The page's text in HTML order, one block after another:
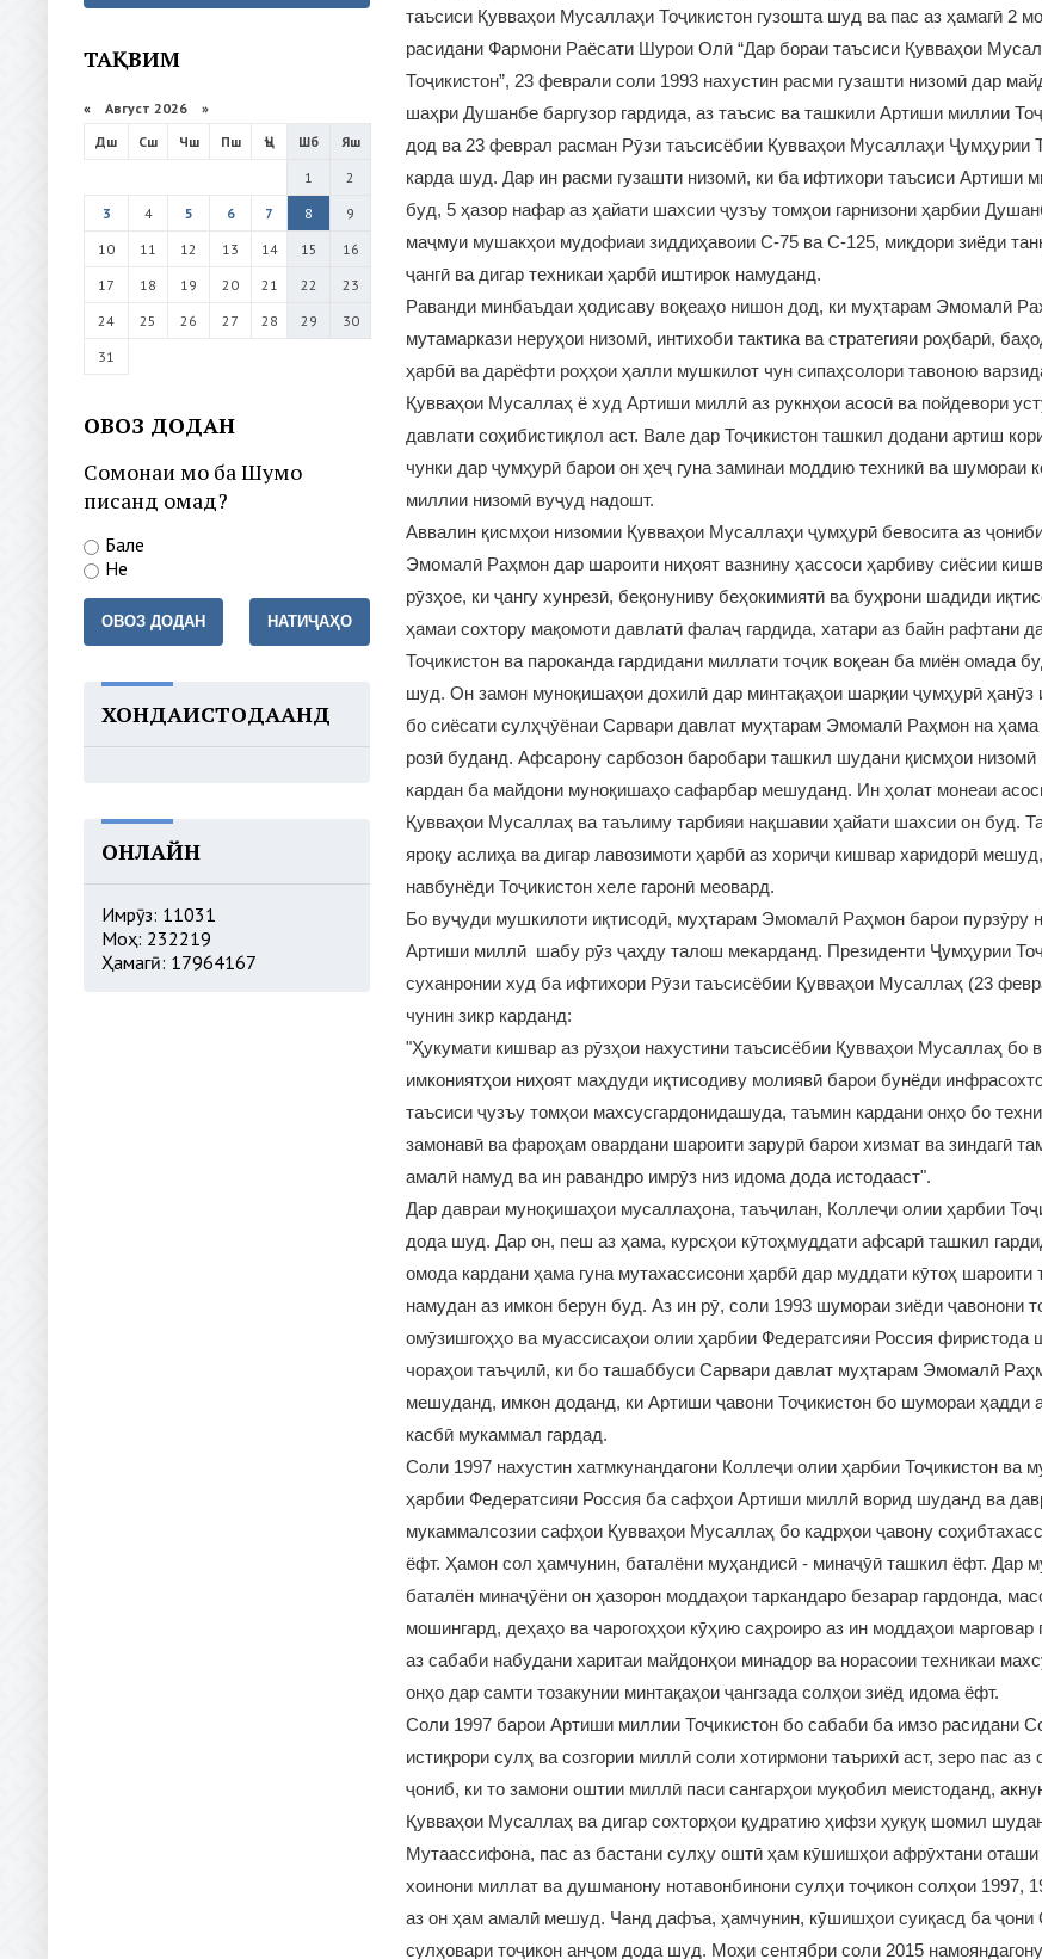
ТАҚВИМ
« Август 2026 »
Дш
Сш Чш Пш Ҷъ Шб
Яш
1
2
3
4 5 6 7 8
9
10
11 12 13 14 15
16
17
18 19 20 21 22
23
24
25 26 27 28 29
30
31
ОВОЗ ДОДАН
Сомонаи мо ба Шумо
писанд омад?
Бале
Не
ОВОЗ ДОДАН НАТИҶАҲО
ХОНДАИСТОДААНД
ОНЛАЙН
Имрӯз: 11031
Моҳ: 232219
Ҳамагӣ: 17964167
таъсиси Қувваҳои Мусаллаҳи Тоҷикистон гузошта шуд ва пас аз ҳамагӣ 2
расидани Фармони Раёсати Шурои Олӣ “Дар бораи таъсиси Қувваҳои
Тоҷикистон”, 23 феврали соли 1993 нахустин расми гузашти низомӣ дар
шаҳри Душанбе баргузор гардида, аз таъсис ва ташкили Артиши миллии
дод ва 23 феврал расман Рӯзи таъсисёбии Қувваҳои Мусаллаҳи Ҷумҳурии
карда шуд. Дар ин расми гузашти низомӣ, ки ба ифтихори таъсиси Артиши
буд, 5 ҳазор нафар аз ҳайати шахсии ҷузъу томҳои гарнизони ҳарбии
маҷмуи мушакҳои мудофиаи зиддиҳавоии С-75 ва С-125, миқдори зиёди
ҷангӣ ва дигар техникаи ҳарбӣ иштирок намуданд.
Раванди минбаъдаи ҳодисаву воқеаҳо нишон дод, ки муҳтарам Эмомалӣ
мутамаркази неруҳои низомӣ, интихоби тактика ва стратегияи роҳбарӣ,
ҳарбӣ ва дарёфти роҳҳои ҳалли мушкилот чун сипаҳсолори тавоною
Қувваҳои Мусаллаҳ ё худ Артиши миллӣ аз рукнҳои асосӣ ва пойдевори
давлати соҳибистиқлол аст. Вале дар Тоҷикистон ташкил додани артиш
чунки дар ҷумҳурӣ барои он ҳеҷ гуна заминаи моддию техникӣ ва шумораи
миллии низомӣ вуҷуд надошт.
Аввалин қисмҳои низомии Қувваҳои Мусаллаҳи ҷумҳурӣ бевосита аз
Эмомалӣ Раҳмон дар шароити ниҳоят вазнину ҳассоси ҳарбиву сиёсии
рӯзҳое, ки ҷангу хунрезӣ, беқонуниву беҳокимиятӣ ва буҳрони шадиди
ҳамаи сохтору мақомоти давлатӣ фалаҷ гардида, хатари аз байн рафтани
Тоҷикистон ва пароканда гардидани миллати тоҷик воқеан ба миён омада
шуд. Он замон муноқишаҳои дохилӣ дар минтақаҳои шарқии ҷумҳурӣ ҳанӯз
бо сиёсати сулҳҷӯёнаи Сарвари давлат муҳтарам Эмомалӣ Раҳмон на ҳама
розӣ буданд. Афсарону сарбозон баробари ташкил шудани қисмҳои низомӣ
кардан ба майдони муноқишаҳо сафарбар мешуданд. Ин ҳолат монеаи
Қувваҳои Мусаллаҳ ва таълиму тарбияи нақшавии ҳайати шахсии он буд.
яроқу аслиҳа ва дигар лавозимоти ҳарбӣ аз хориҷи кишвар харидорӣ
навбунёди Тоҷикистон хеле гаронӣ меовард.
Бо вуҷуди мушкилоти иқтисодӣ, муҳтарам Эмомалӣ Раҳмон барои пурзӯру
Артиши миллӣ шабу рӯз ҷаҳду талош мекарданд. Президенти Ҷумҳурии
суханронии худ ба ифтихори Рӯзи таъсисёбии Қувваҳои Мусаллаҳ (23
чунин зикр карданд:
"Ҳукумати кишвар аз рӯзҳои нахустини таъсисёбии Қувваҳои Мусаллаҳ бо
имкониятҳои ниҳоят маҳдуди иқтисодиву молиявӣ барои бунёди
таъсиси ҷузъу томҳои махсусгардонидашуда, таъмин кардани онҳо бо
замонавӣ ва фароҳам овардани шароити зарурӣ барои хизмат ва зиндагӣ
амалӣ намуд ва ин равандро имрӯз низ идома дода истодааст".
Дар давраи муноқишаҳои мусаллаҳона, таъҷилан, Коллеҷи олии ҳарбии
дода шуд. Дар он, пеш аз ҳама, курсҳои кӯтоҳмуддати афсарӣ ташкил
омода кардани ҳама гуна мутахассисони ҳарбӣ дар муддати кӯтоҳ шароити
намудан аз имкон берун буд. Аз ин рӯ, соли 1993 шумораи зиёди ҷавонони
омӯзишгоҳҳо ва муассисаҳои олии ҳарбии Федератсияи Россия фиристода
чораҳои таъҷилӣ, ки бо ташаббуси Сарвари давлат муҳтарам Эмомалӣ
мешуданд, имкон доданд, ки Артиши ҷавони Тоҷикистон бо шумораи ҳадди
касбӣ мукаммал гардад.
Соли 1997 нахустин хатмкунандагони Коллеҷи олии ҳарбии Тоҷикистон ва
ҳарбии Федератсияи Россия ба сафҳои Артиши миллӣ ворид шуданд ва
мукаммалсозии сафҳои Қувваҳои Мусаллаҳ бо кадрҳои ҷавону
ёфт. Ҳамон сол ҳамчунин, баталёни муҳандисӣ - минаҷӯӣ ташкил ёфт. Дар
баталён минаҷӯёни он ҳазорон моддаҳои таркандаро безарар гардонда,
мошингард, деҳаҳо ва чарогоҳҳои кӯҳию саҳроиро аз ин моддаҳои марговар
аз сабаби набудани харитаи майдонҳои минадор ва норасоии техникаи
онҳо дар самти тозакунии минтақаҳои ҷангзада солҳои зиёд идома ёфт.
Соли 1997 барои Артиши миллии Тоҷикистон бо сабаби ба имзо расидани
истиқрори сулҳ ва созгории миллӣ соли хотирмони таърихӣ аст, зеро пас аз
ҷониб, ки то замони оштии миллӣ паси сангарҳои муқобил меистоданд,
Қувваҳои Мусаллаҳ ва дигар сохторҳои қудратию ҳифзи ҳуқуқ шомил
Мутаассифона, пас аз бастани сулҳу оштӣ ҳам кӯшишҳои афрӯхтани оташи
хоинони миллат ва душманону нотавонбинони сулҳи тоҷикон солҳои 1997,
аз он ҳам амалӣ мешуд. Чанд дафъа, ҳамчунин, кӯшишҳои суиқасд ба ҷони
сулҳовари тоҷикон анҷом дода шуд. Моҳи сентябри соли 2015